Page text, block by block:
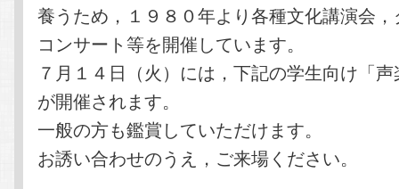
ン
ツ
へ
移
ツ
へ
移
動
養うため，１９８０年より各種文化講演会
コンサート等を開催しています。
７月１４日（火）には，下記の学生向け「
が開催されます。
一般の方も鑑賞していただけます。
お誘い合わせのうえ，ご来場ください。